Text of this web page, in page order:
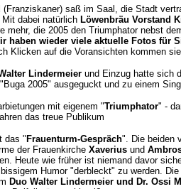
(Franziskaner) saß im Saal, die Stadt
Mit dabei natürlich Löwenbräu Vorstand
mehr, die 2005 den Triumphator nebst
haben wieder viele aktuelle Fotos für
Klicken auf die Voransichten kommen
Lindermeier und Einzug hatte sich
2005" ausgeguckt und zu einem
mit eigenem "Triumphator" -
das treue Publikum
das " Frauenturm-Gespräch". Die beiden
der Frauenkirche Xaverius und
Heute wie früher ist niemand davor
Humor "derbleckt" zu werden.
Duo Walter Lindermeier und Dr. Ossi